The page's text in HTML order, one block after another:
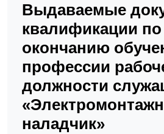
Выдаваемые
квалификации по
окончанию
профессии
должности
наладчик»